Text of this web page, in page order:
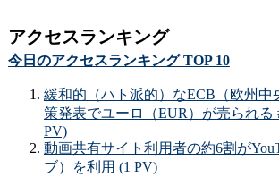
アクセスランキング
今日のアクセスランキング TOP 10
緩和的（ハト派的）なECB（欧州中
策発表でユーロ（EUR）が売られる
PV)
動画共有サイト利用者の約6割が
ブ）を利用 (1 PV)